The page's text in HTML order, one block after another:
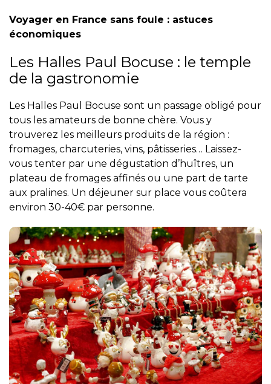
Voyager en France sans foule : astuces
économiques
Les Halles Paul Bocuse : le temple
de la gastronomie
Les Halles Paul Bocuse sont un passage obligé pour
tous les amateurs de bonne chère. Vous y
trouverez les meilleurs produits de la région :
fromages, charcuteries, vins, pâtisseries… Laissez-
vous tenter par une dégustation d’huîtres, un
plateau de fromages affinés ou une part de tarte
aux pralines. Un déjeuner sur place vous coûtera
environ 30-40€ par personne.